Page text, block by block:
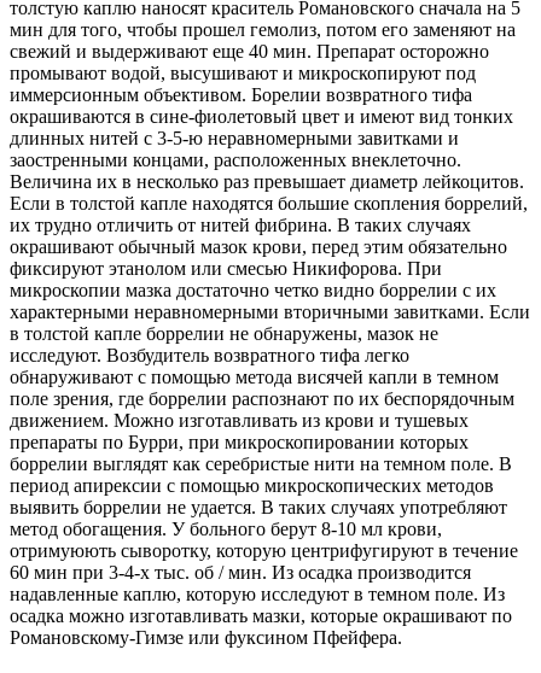
толстую каплю наносят краситель Романовского сначала на 5
мин для того, чтобы прошел гемолиз, потом его заменяют на
свежий и выдерживают еще 40 мин. Препарат осторожно
промывают водой, высушивают и микроскопируют под
иммерсионным объективом. Борелии возвратного тифа
окрашиваются в сине-фиолетовый цвет и имеют вид тонких
длинных нитей с 3-5-ю неравномерными завитками и
заостренными концами, расположенных внеклеточно.
Величина их в несколько раз превышает диаметр лейкоцитов.
Если в толстой капле находятся большие скопления боррелий,
их трудно отличить от нитей фибрина. В таких случаях
окрашивают обычный мазок крови, перед этим обязательно
фиксируют этанолом или смесью Никифорова. При
микроскопии мазка достаточно четко видно боррелии с их
характерными неравномерными вторичными завитками. Если
в толстой капле боррелии не обнаружены, мазок не
исследуют. Возбудитель возвратного тифа легко
обнаруживают с помощью метода висячей капли в темном
поле зрения, где боррелии распознают по их беспорядочным
движением. Можно изготавливать из крови и тушевых
препараты по Бурри, при микроскопировании которых
боррелии выглядят как серебристые нити на темном поле. В
период апирексии с помощью микроскопических методов
выявить боррелии не удается. В таких случаях употребляют
метод обогащения. У больного берут 8-10 мл крови,
отримуюють сыворотку, которую центрифугируют в течение
60 мин при 3-4-х тыс. об / мин. Из осадка производится
надавленные каплю, которую исследуют в темном поле. Из
осадка можно изготавливать мазки, которые окрашивают по
Романовскому-Гимзе или фуксином Пфейфера.